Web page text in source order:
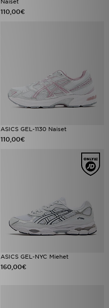
Naiset
110,00€
ASICS GEL-1130 Naiset
110,00€
ASICS GEL-NYC Miehet
160,00€